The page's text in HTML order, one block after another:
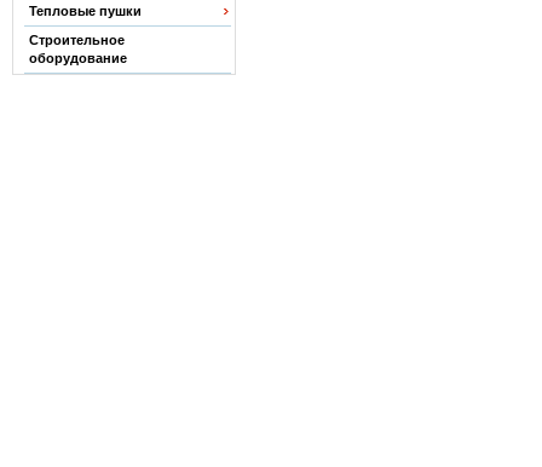
Тепловые пушки
Строительное
оборудование